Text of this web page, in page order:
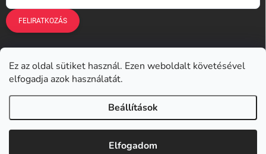
Ez az oldal sütiket használ. Ezen weboldalt követésével
elfogadja azok használatát.
Beállítások
Elfogadom
FELIRATKOZÁS
Earplugs.cz Earplugs.sk
Earplugs.at Earplugs.ro Lunesto.cz
Earplugs.hu . Minden jog fenntartva.